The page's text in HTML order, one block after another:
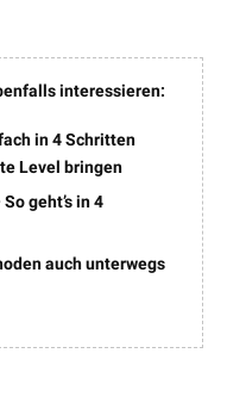
interessieren:
in 4 Schritten
Level bringen
So geht’s in 4
auch unterwegs